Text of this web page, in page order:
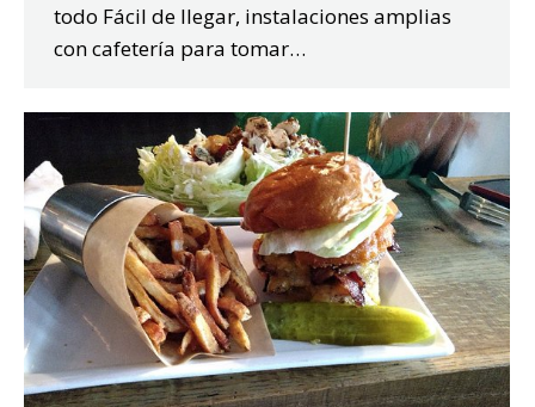
todo Fácil de llegar, instalaciones amplias
con cafetería para tomar…